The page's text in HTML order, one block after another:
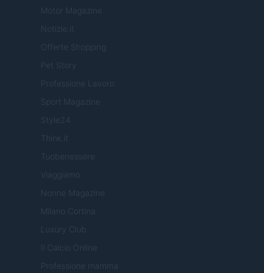
Motor Magazine
Notizie.it
Offerte Shopping
Pet Story
Professione Lavoro
Sport Magazine
Style24
Think.it
Tuobenessere
Viaggiamo
Nonne Magazine
Milano Cortina
Luxury Club
Il Calcio Online
Professione mamma